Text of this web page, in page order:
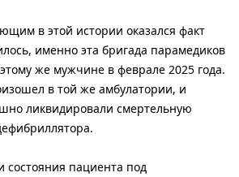
в этой истории оказался факт
именно эта бригада парамедиков
же мужчине в феврале 2025 года.
в той же амбулатории, и
ликвидировали смертельную
состояния пациента под